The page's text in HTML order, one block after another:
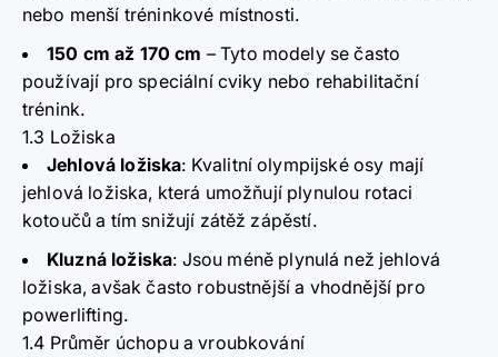
nebo menší tréninkové místnosti.
150 cm až 170 cm – Tyto modely se často
používají pro speciální cviky nebo rehabilitační
trénink.
1.3 Ložiska
Jehlová ložiska: Kvalitní olympijské osy mají
jehlová ložiska, která umožňují plynulou rotaci
kotoučů a tím snižují zátěž zápěstí.
Kluzná ložiska: Jsou méně plynulá než jehlová
ložiska, avšak často robustnější a vhodnější pro
powerlifting.
1.4 Průměr úchopu a vroubkování